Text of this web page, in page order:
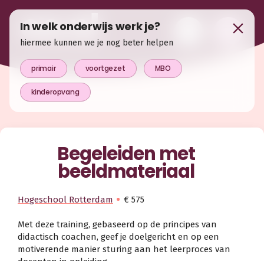
Begeleiden met
beeldmateriaal
Hogeschool Rotterdam € 575
Met deze training, gebaseerd op de principes van
didactisch coachen, geef je doelgericht en op een
motiverende manier sturing aan het leerproces van
In welk onderwijs werk je?
hiermee kunnen we je nog beter helpen
primair voortgezet MBO
kinderopvang